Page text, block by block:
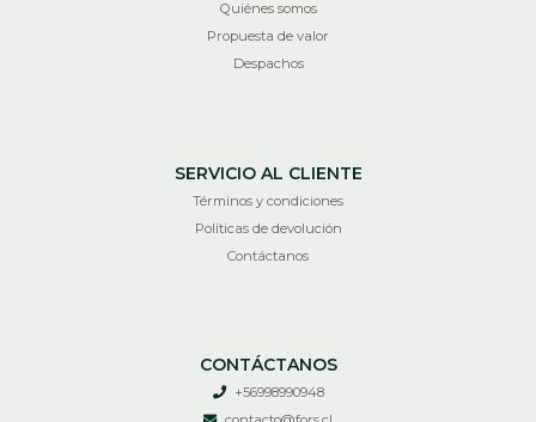
Quiénes somos
Propuesta de valor
Despachos
SERVICIO AL CLIENTE
Términos y condiciones
Políticas de devolución
Contáctanos
CONTÁCTANOS
+56998990948